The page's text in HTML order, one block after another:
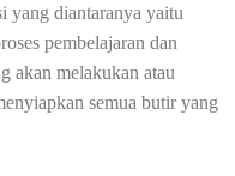
yang diantaranya yaitu
pembelajaran dan
akan melakukan atau
semua butir yang